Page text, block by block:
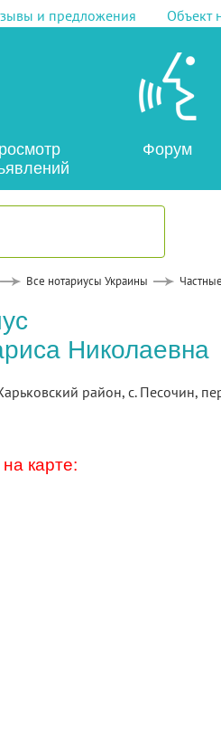
и предложения Объект
Форум
Все нотариусы Украины
Николаевна
район, с. Песочин,
карте: